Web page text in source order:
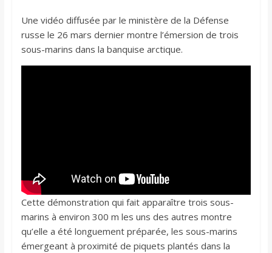
Une vidéo diffusée par le ministère de la Défense
russe le 26 mars dernier montre l’émersion de trois
sous-marins dans la banquise arctique.
Cette démonstration qui fait apparaître trois sous-
marins à environ 300 m les uns des autres montre
qu’elle a été longuement préparée, les sous-marins
émergeant à proximité de piquets plantés dans la